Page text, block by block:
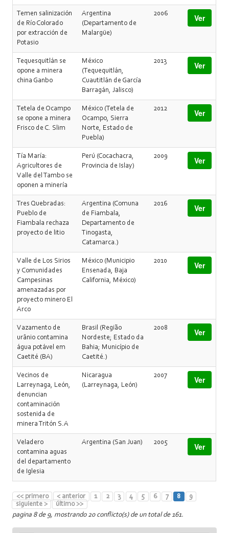
Temen salinización
de Río Colorado
por extracción de
Potasio
Argentina
(Departamento de
Malargüe)
2006 Ver
Tequesquitlán se
opone a minera
china Ganbo
México
(Tequequitlán,
Cuautitlán de García
Barragán, Jalisco)
2013 Ver
Tetela de Ocampo
se opone a minera
Frisco de C. Slim
México (Tetela de
Ocampo, Sierra
Norte, Estado de
Puebla)
2012 Ver
Tía María:
Agricultores de
Valle del Tambo se
oponen a minería
Perú (Cocachacra,
Provincia de Islay)
2009 Ver
Tres Quebradas:
Pueblo de
Fiambala rechaza
proyecto de litio
Argentina (Comuna
de Fiambala,
Departamento de
Tinogasta,
Catamarca.)
2016 Ver
Valle de Los Sirios
y Comunidades
Campesinas
amenazadas por
proyecto minero El
Arco
México (Municipio
Ensenada, Baja
California, México)
2010 Ver
Vazamento de
urânio contamina
água potável em
Caetité (BA)
Brasil (Região
Nordeste; Estado da
Bahia; Município de
Caetité.)
2008 Ver
Vecinos de
Larreynaga, León,
denuncian
contaminación
sostenida de
minera Tritón S.A
Nicaragua
(Larreynaga, León)
2007 Ver
Veladero
contamina aguas
del departamento
de Iglesia
Argentina (San Juan) 2005 Ver
<< primero < anterior 1 2 3 4 5 6 7 8
9
siguiente >
último >>
pagina 8 de 9, mostrando 20 conflicto(s) de un total de 161.